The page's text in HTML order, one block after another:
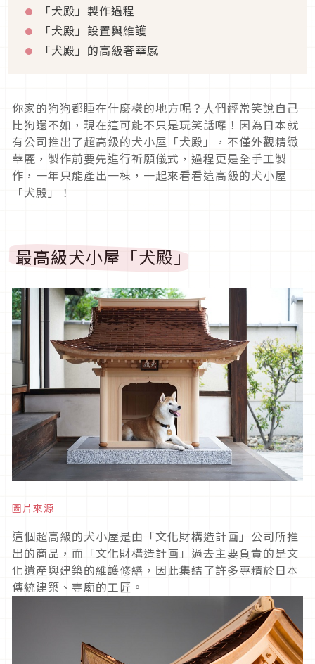
「犬殿」製作過程
「犬殿」設置與維護
「犬殿」的高級奢華感
你家的狗狗都睡在什麼樣的地方呢？人們經常笑說自己
比狗還不如，現在這可能不只是玩笑話囉！因為日本就
有公司推出了超高級的犬小屋「犬殿」，不僅外觀精緻
華麗，製作前要先進行祈願儀式，過程更是全手工製
作，一年只能產出一棟，一起來看看這高級的犬小屋
「犬殿」！
最高級犬小屋「犬殿」
圖片來源
這個超高級的犬小屋是由「文化財構造計画」公司所推
出的商品，而「文化財構造計画」過去主要負責的是文
化遺產與建築的維護修繕，因此集結了許多專精於日本
傳統建築、寺廟的工匠。